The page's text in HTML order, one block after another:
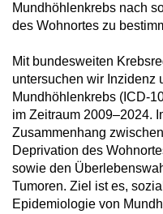
Mundhöhlenkrebs nach
des Wohnortes zu
Mit bundesweiten
untersuchen wir Inzidenz
Mundhöhlenkrebs (ICD-
im Zeitraum 2009–2024.
Zusammenhang
Deprivation des
sowie den
Tumoren. Ziel ist es,
Epidemiologie von